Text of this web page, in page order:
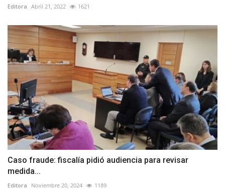
Editora Abril 21, 2022 1621
Caso fraude: fiscalía pidió audiencia para revisar
medida...
Editora Noviembre 20, 2024 1189